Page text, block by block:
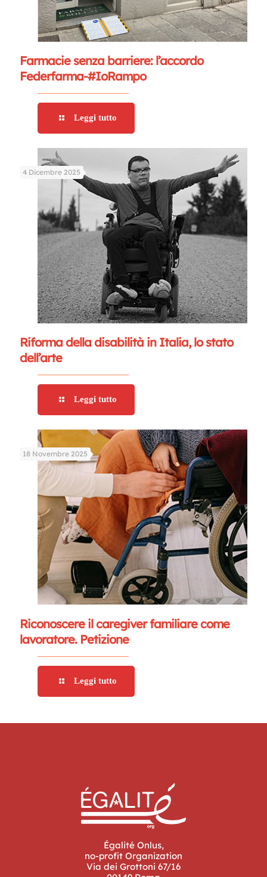
Farmacie senza barriere: l’accordo
Federfarma-#IoRampo
Leggi tutto
4 Dicembre 2025
Riforma della disabilità in Italia, lo stato
dell’arte
Leggi tutto
18 Novembre 2025
Riconoscere il caregiver familiare come
lavoratore. Petizione
Leggi tutto
Égalité Onlus,
no-profit Organization
Via dei Grottoni 67/16